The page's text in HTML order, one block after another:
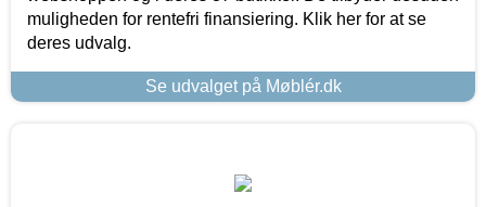
muligheden for rentefri finansiering. Klik her for at se
deres udvalg.
Se udvalget på Møblér.dk